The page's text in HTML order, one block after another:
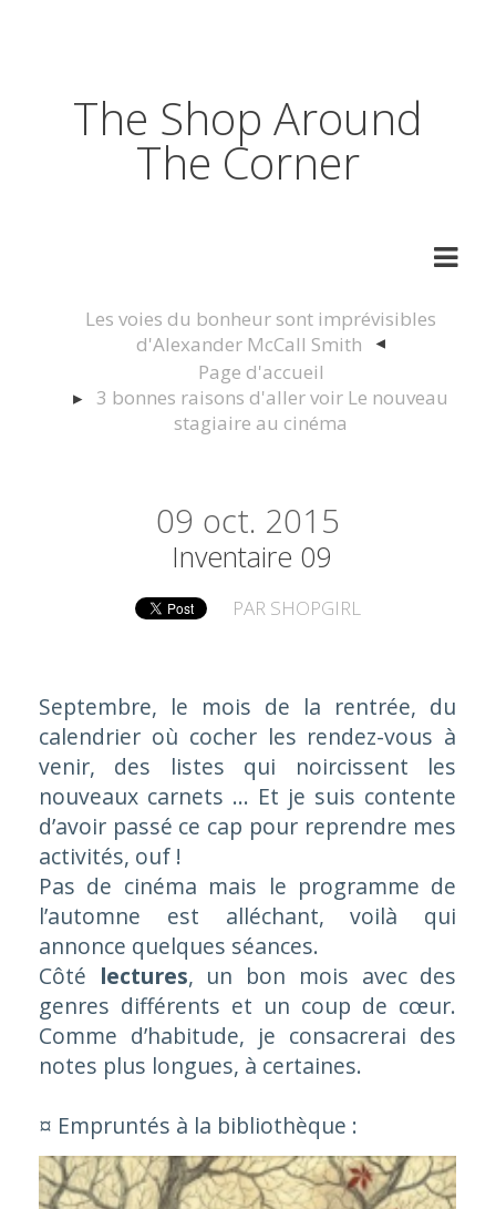
The Shop Around
The Corner
Les voies du bonheur sont imprévisibles
d'Alexander McCall Smith
Page d'accueil
3 bonnes raisons d'aller voir Le nouveau
stagiaire au cinéma
09 oct. 2015
Inventaire 09
PAR SHOPGIRL
Septembre, le mois de la rentrée, du
calendrier où cocher les rendez-vous à
venir, des listes qui noircissent les
nouveaux carnets … Et je suis contente
d’avoir passé ce cap pour reprendre mes
activités, ouf !
Pas de cinéma mais le programme de
l’automne est alléchant, voilà qui
annonce quelques séances.
Côté lectures, un bon mois avec des
genres différents et un coup de cœur.
Comme d’habitude, je consacrerai des
notes plus longues, à certaines.
¤ Empruntés à la bibliothèque :